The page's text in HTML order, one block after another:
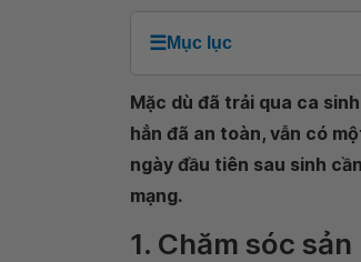
☰Mục lục
Mặc dù đã trải qua ca
hẳn đã an toàn, vẫn có
ngày đầu tiên sau sinh
mạng.
1. Chăm sóc